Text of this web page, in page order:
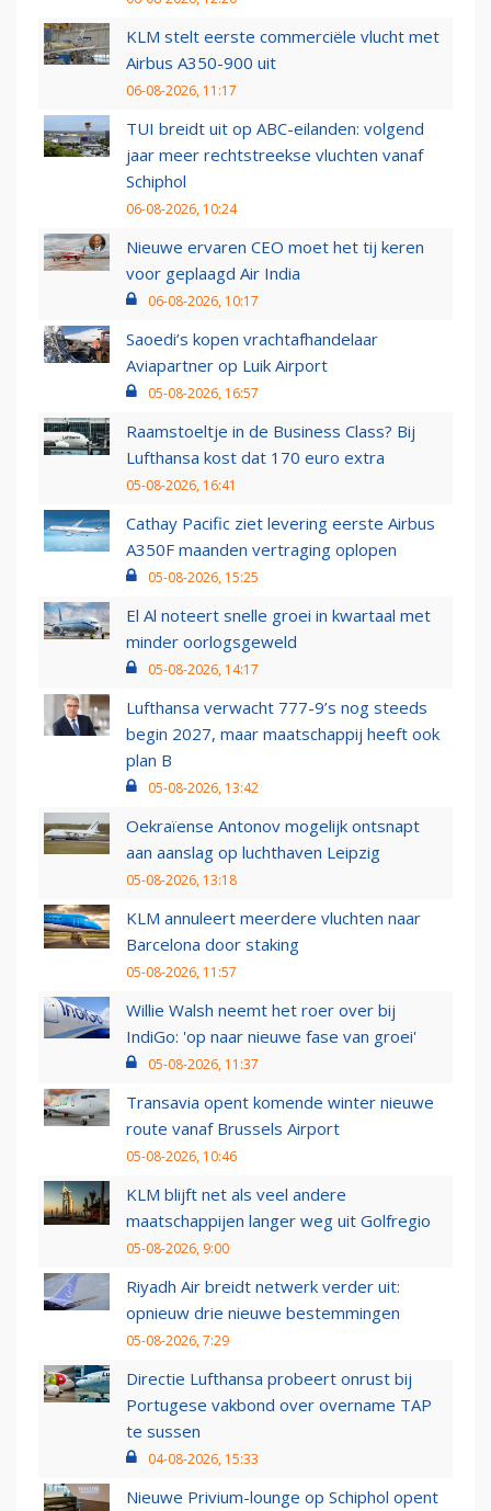
KLM stelt eerste commerciële vlucht met
Airbus A350-900 uit
06-08-2026, 11:17
TUI breidt uit op ABC-eilanden: volgend
jaar meer rechtstreekse vluchten vanaf
Schiphol
06-08-2026, 10:24
Nieuwe ervaren CEO moet het tij keren
voor geplaagd Air India
06-08-2026, 10:17
Saoedi’s kopen vrachtafhandelaar
Aviapartner op Luik Airport
05-08-2026, 16:57
Raamstoeltje in de Business Class? Bij
Lufthansa kost dat 170 euro extra
05-08-2026, 16:41
Cathay Pacific ziet levering eerste Airbus
A350F maanden vertraging oplopen
05-08-2026, 15:25
El Al noteert snelle groei in kwartaal met
minder oorlogsgeweld
05-08-2026, 14:17
Lufthansa verwacht 777-9’s nog steeds
begin 2027, maar maatschappij heeft ook
plan B
05-08-2026, 13:42
Oekraïense Antonov mogelijk ontsnapt
aan aanslag op luchthaven Leipzig
05-08-2026, 13:18
KLM annuleert meerdere vluchten naar
Barcelona door staking
05-08-2026, 11:57
Willie Walsh neemt het roer over bij
IndiGo: 'op naar nieuwe fase van groei'
05-08-2026, 11:37
Transavia opent komende winter nieuwe
route vanaf Brussels Airport
05-08-2026, 10:46
KLM blijft net als veel andere
maatschappijen langer weg uit Golfregio
05-08-2026, 9:00
Riyadh Air breidt netwerk verder uit:
opnieuw drie nieuwe bestemmingen
05-08-2026, 7:29
Directie Lufthansa probeert onrust bij
Portugese vakbond over overname TAP
te sussen
04-08-2026, 15:33
Nieuwe Privium-lounge op Schiphol opent